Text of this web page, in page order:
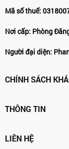
Mã số thuế:
Nơi cấp: Phòng
Người đại diện:
CHÍNH SÁCH
THÔNG TIN
LIÊN HỆ